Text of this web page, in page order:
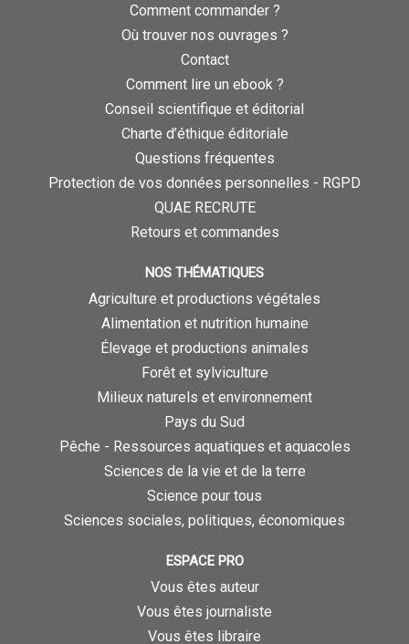
Comment commander ?
Où trouver nos ouvrages ?
Contact
Comment lire un ebook ?
Conseil scientifique et éditorial
Charte d’éthique éditoriale
Questions fréquentes
Protection de vos données personnelles - RGPD
QUAE RECRUTE
Retours et commandes
NOS THÉMATIQUES
Agriculture et productions végétales
Alimentation et nutrition humaine
Élevage et productions animales
Forêt et sylviculture
Milieux naturels et environnement
Pays du Sud
Pêche - Ressources aquatiques et aquacoles
Sciences de la vie et de la terre
Science pour tous
Sciences sociales, politiques, économiques
ESPACE PRO
Vous êtes auteur
Vous êtes journaliste
Vous êtes libraire